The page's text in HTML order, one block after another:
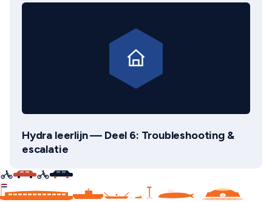
Hydra leerlijn — Deel 6: Troubleshooting &
escalatie
C